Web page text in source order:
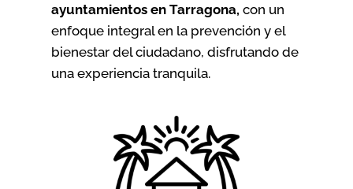
ayuntamientos en Tarragona, con un
enfoque integral en la prevención y el
bienestar del ciudadano, disfrutando de
una experiencia tranquila.